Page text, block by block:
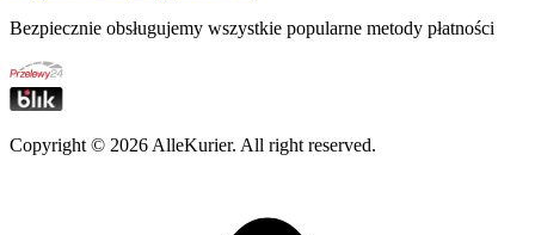
Bezpiecznie obsługujemy wszystkie popularne metody płatności
Copyright © 2026 AlleKurier. All right reserved.